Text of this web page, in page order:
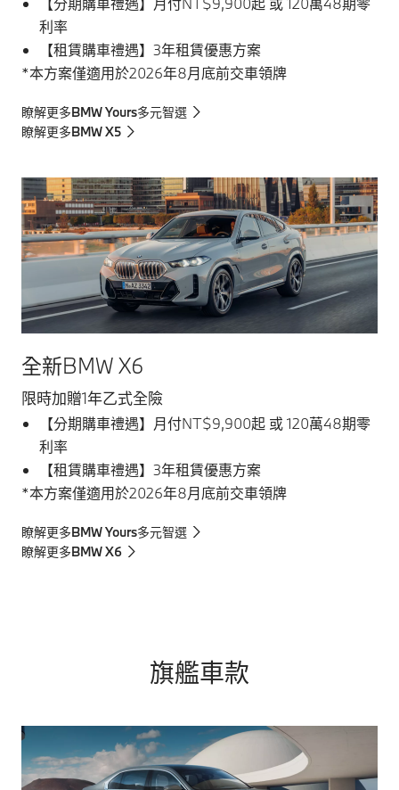
利率
【租賃購車禮遇】3年租賃優惠方案
*本方案僅適用於2026年8月底前交車領牌
瞭解更多BMW Yours多元智選
瞭解更多BMW X5
全新BMW X6
限時加贈1年乙式全險
【分期購車禮遇】月付NT$9,900起 或 120萬48期零
利率
【租賃購車禮遇】3年租賃優惠方案
*本方案僅適用於2026年8月底前交車領牌
瞭解更多BMW Yours多元智選
瞭解更多BMW X6
旗艦車款